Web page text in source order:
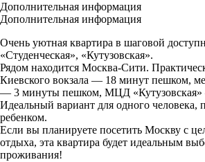
Дополнительная информация
Дополнительная информация
Очень уютная квартира в шаговой
«Студенческая», «Кутузовская».
Рядом находится Москва-Сити.
Киевского вокзала — 18 минут пешком,
— 3 минуты пешком, МЦД
Идеальный вариант для одного человека,
ребенком.
Если вы планируете посетить Москву с
отдыха, эта квартира будет идеальным
проживания!